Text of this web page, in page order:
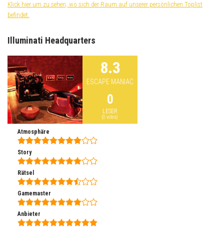
Klick hier um zu sehen, wo sich der Raum auf unserer persönlichen Toplist
befindet.
Illuminati Headquarters
8.3
ESCAPE MANIAC
0
LESER
(0 votes)
Atmosphäre
Story
Rätsel
Gamemaster
Anbieter